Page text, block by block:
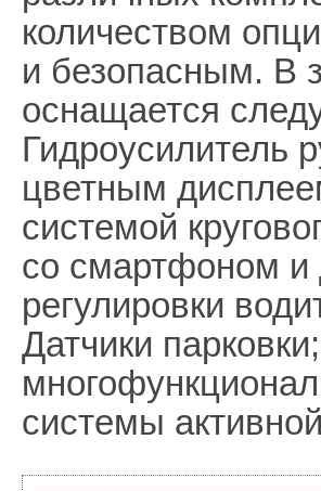
количеством
и безопасным. В
оснащается
Гидроусилитель
цветным
системой
со смартфоном и
регулировки
Датчики
системы